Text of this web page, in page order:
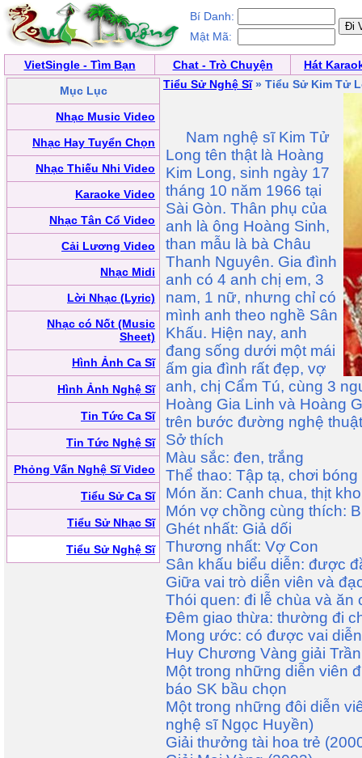
Bí Danh:
Mật Mã:
VietSingle - Tìm Bạn Chat - Trò Chuyện
Hát
Mục Lục
Nhạc Music Video
Nhạc Hay Tuyển Chọn
Nhạc Thiếu Nhi Video
Karaoke Video
Nhạc Tân Cổ Video
Cải Lương Video
Nhạc Midi
Lời Nhạc (Lyric)
Nhạc có Nốt (Music
Sheet)
Hình Ảnh Ca Sĩ
Hình Ảnh Nghệ Sĩ
Tin Tức Ca Sĩ
Tin Tức Nghệ Sĩ
Phỏng Vấn Nghệ Sĩ Video
Tiểu Sử Ca Sĩ
Tiểu Sử Nhạc Sĩ
Tiểu Sử Nghệ Sĩ
Tiểu Sử Nghệ Sĩ» Tiểu Sử Kim Tử
Nam nghệ sĩ Kim Tử
Long tên thật là Hoàng
Kim Long, sinh ngày 17
tháng 10 năm 1966 tại
Sài Gòn. Thân phụ của
anh là ông Hoàng Sinh,
than mẫu là bà Châu
Thanh Nguyên. Gia đình
anh có 4 anh chị em, 3
nam, 1 nữ, nhưng chỉ có
mình anh theo nghề Sân
Khấu. Hiện nay, anh
đang sống dưới một mái
ấm gia đình rất đẹp, vợ
anh, chị Cẩm Tú, cùng 3
Hoàng Gia Linh và Hoàng
trên bước đường nghệ
Sở thích
Màu sắc: đen, trắng
Thể thao: Tập tạ, chơi bóng
Món ăn: Canh chua, thịt
Món vợ chồng cùng thích:
Ghét nhất: Giả dối
Thương nhất: Vợ Con
Sân khấu biểu diễn: được
Giữa vai trò diễn viên và
Thói quen: đi lễ chùa và ăn
Đêm giao thừa: thường đi
Mong ước: có được vai
Huy Chương Vàng giải
Một trong những diễn viên
báo SK bầu chọn
Một trong những đôi diễn
nghệ sĩ Ngọc Huyền)
Giải thưởng tài hoa trẻ